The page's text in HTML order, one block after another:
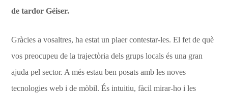
de tardor Géiser.
Gràcies a vosaltres, ha estat un plaer contestar-les. El fet de què
vos preocupeu de la trajectòria dels grups locals és una gran
ajuda pel sector. A més estau ben posats amb les noves
tecnologies web i de mòbil. És intuitiu, fàcil mirar-ho i les